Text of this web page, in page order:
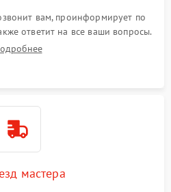
вам, проинформирует по
ответит на все ваши вопросы.
мастера